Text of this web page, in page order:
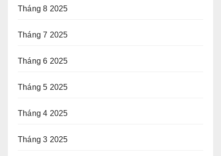
Tháng 8 2025
Tháng 7 2025
Tháng 6 2025
Tháng 5 2025
Tháng 4 2025
Tháng 3 2025